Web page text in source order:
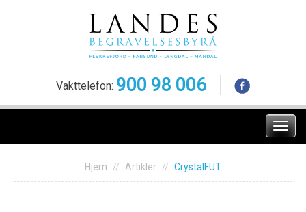
Vakttelefon: 900 98 006
Meny
Hjem Artikler CrystalFUT